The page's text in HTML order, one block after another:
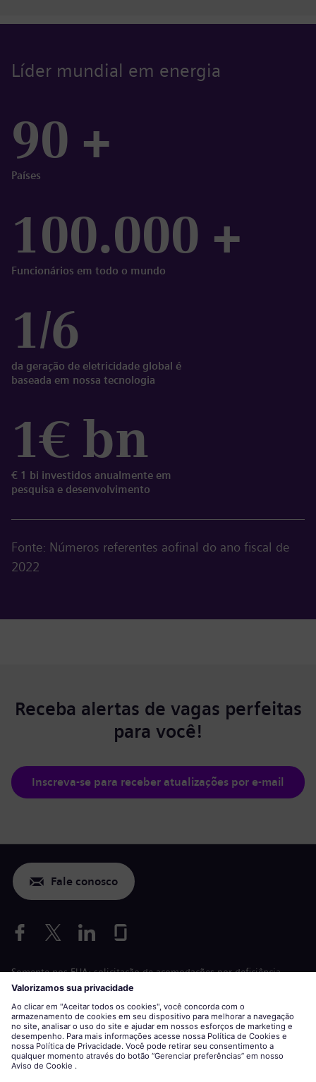
Líder mundial em energia
90 +
Países
100.000 +
Funcionários em todo o mundo
1/6
da geração de eletricidade global é
baseada em nossa tecnologia
1€ bn
€ 1 bi investidos anualmente em
pesquisa e desenvolvimento
Fonte: Números referentes aofinal do ano fiscal de
2022
Receba alertas de vagas perfeitas
para você!
Inscreva-se para receber atualizações por e-mail
Fale conosco
Somente nos EUA: solicitação de acomodações por deficiência
Aplicação de condições de trabalho
siemens-energy.comSite global
Informações corporativas
Declaração de privacidade
Declaração sobre cookies
Termos de uso ID digital